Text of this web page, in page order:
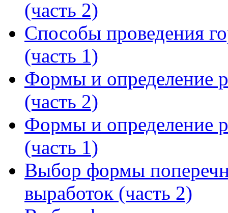
(часть 2)
Способы проведения
(часть 1)
Формы и определение
(часть 2)
Формы и определение
(часть 1)
Выбор формы
выработок (часть 2)